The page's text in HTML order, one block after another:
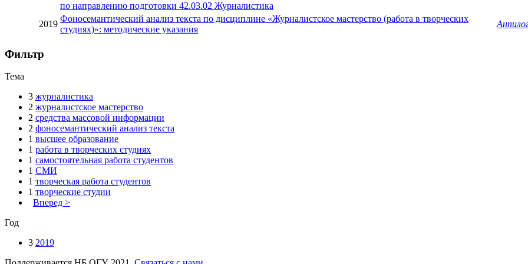
по направлению подготовки 42.03.02 Журналистика
2019
Фоносемантический анализ текста по дисциплине «Журналистское мастерство (работа в творческих
студиях)»: методические указания
Фильтр
Тема
3 журналистика
2 журналистское мастерство
2 средства массовой информации
2 фоносемантический анализ текста
1 высшее образование
1 работа в творческих студиях
1 самостоятельная работа студентов
1 СМИ
1 творческая работа студентов
1 творческие студии
Вперед >
Год
3 2019